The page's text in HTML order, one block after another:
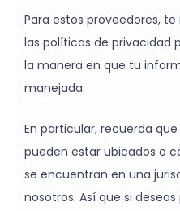
Para estos proveedores,
las políticas de privacidad
la manera en que tu
manejada.
En particular, recuerda
pueden estar ubicados o
se encuentran en una
nosotros. Así que si